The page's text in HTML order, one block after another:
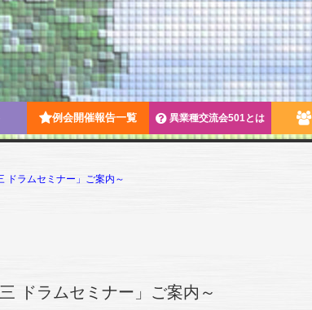
例会開催報告一覧 異業種交流会501とは
ドラムセミナー」ご案内～
ドラムセミナー」ご案内～